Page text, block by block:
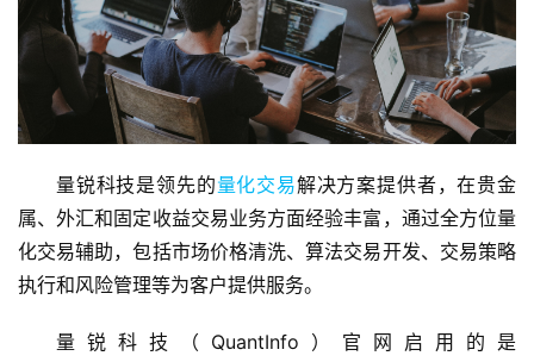
融
资
量锐科技是领先的量化交易解决方案提供者，在贵金
属、外汇和固定收益交易业务方面经验丰富，通过全方位量
化交易辅助，包括市场价格清洗、算法交易开发、交易策略
执行和风险管理等为客户提供服务。
量锐科技（QuantInfo）官网启用的是